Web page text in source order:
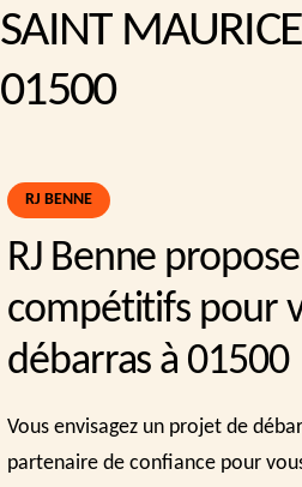
SAINT
01500
RJ BENNE
RJ Benne
compétitifs pour
débarras à 01500
Vous envisagez un projet de
partenaire de confiance pour